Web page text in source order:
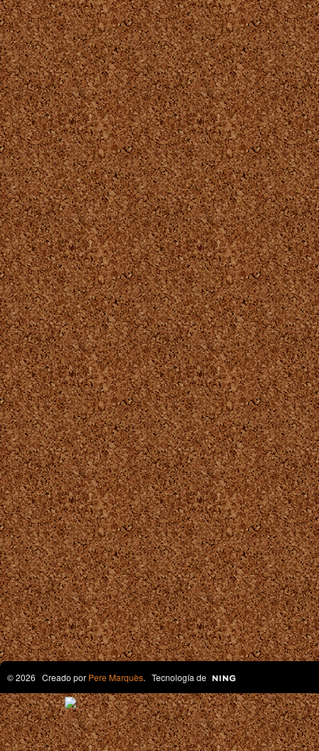
© 2026 Creado por Pere Marquès. Tecnología de